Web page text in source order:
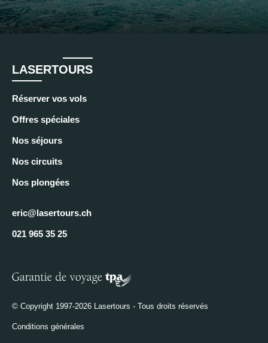
LASERTOURS
Réserver vos vols
Offres spéciales
Nos séjours
Nos circuits
Nos plongées
eric@lasertours.ch
021 965 35 25
© Copyright 1997-2026 Lasertours - Tous droits réservés
Conditions générales